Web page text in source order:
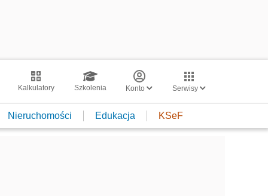
Kalkulatory Szkolenia Konto Serwisy
Nieruchomości Edukacja KSeF